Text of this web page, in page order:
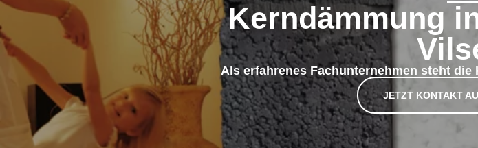
Kerndämmung
Als erfahrenes Fachunternehmen steht
JETZT KONTAKT